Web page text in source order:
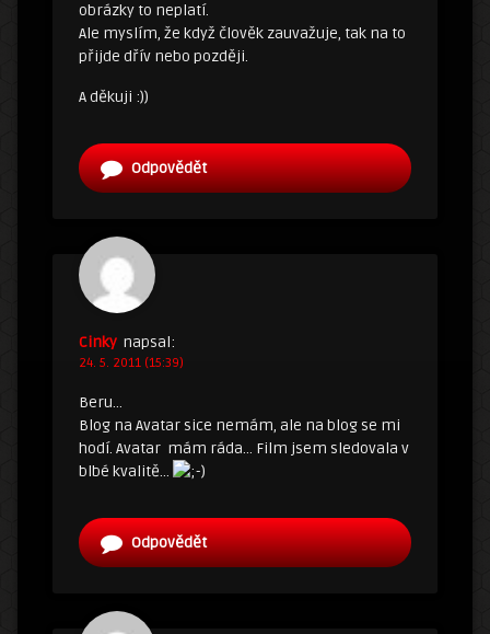
obrázky to neplatí.
Ale myslím, že když člověk zauvažuje, tak na to
přijde dřív nebo později.
A děkuji :))
Odpovědět
Cinky napsal:
24. 5. 2011 (15:39)
Beru…
Blog na Avatar sice nemám, ale na blog se mi
hodí. Avatar mám ráda… Film jsem sledovala v
blbé kvalitě…
Odpovědět